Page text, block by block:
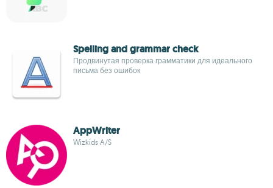
Spelling and grammar check
Продвинутая проверка грамматики для идеального
письма без ошибок
AppWriter
Wizkids A/S